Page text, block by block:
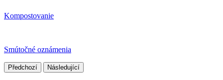
Kompostovanie
Smútočné oznámenia
Předchozí Následující